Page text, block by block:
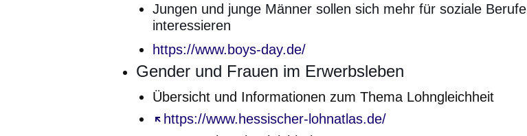
Jungen und junge Männer sollen sich mehr für soziale Berufe
interessieren
https://www.boys-day.de/
Gender und Frauen im Erwerbsleben
Übersicht und Informationen zum Thema Lohngleichheit
https://www.hessischer-lohnatlas.de/
Öffnet sich in einem neuen Fenster